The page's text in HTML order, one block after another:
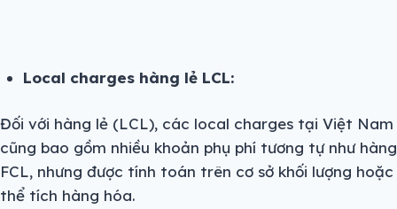
Local charges hàng lẻ LCL:
Đối với hàng lẻ (LCL), các local charges tại Việt Nam
cũng bao gồm nhiều khoản phụ phí tương tự như hàng
FCL, nhưng được tính toán trên cơ sở khối lượng hoặc
thể tích hàng hóa.